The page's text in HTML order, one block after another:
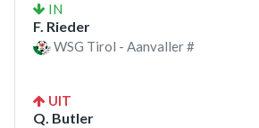
IN
F. Rieder
WSG Tirol - Aanvaller #
UIT
Q. Butler